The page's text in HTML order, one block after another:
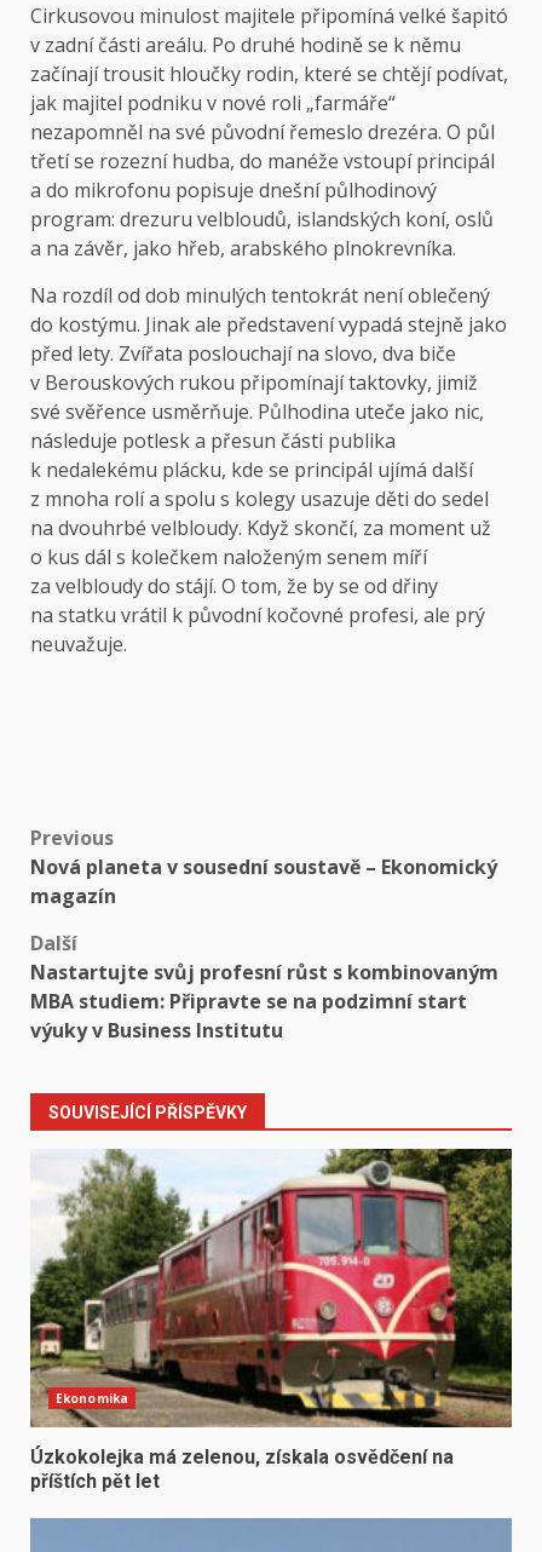
Cirkusovou minulost majitele připomíná velké šapitó
v zadní části areálu. Po druhé hodině se k němu
začínají trousit hloučky rodin, které se chtějí podívat,
jak majitel podniku v nové roli „farmáře“
nezapomněl na své původní řemeslo drezéra. O půl
třetí se rozezní hudba, do manéže vstoupí principál
a do mikrofonu popisuje dnešní půlhodinový
program: drezuru velbloudů, islandských koní, oslů
a na závěr, jako hřeb, arabského plnokrevníka.
Na rozdíl od dob minulých tentokrát není oblečený
do kostýmu. Jinak ale představení vypadá stejně jako
před lety. Zvířata poslouchají na slovo, dva biče
v Berouskových rukou připomínají taktovky, jimiž
své svěřence usměrňuje. Půlhodina uteče jako nic,
následuje potlesk a přesun části publika
k nedalekému plácku, kde se principál ujímá další
z mnoha rolí a spolu s kolegy usazuje děti do sedel
na dvouhrbé velbloudy. Když skončí, za moment už
o kus dál s kolečkem naloženým senem míří
za velbloudy do stájí. O tom, že by se od dřiny
na statku vrátil k původní kočovné profesi, ale prý
neuvažuje.
Post
navigation
Previous
Nová planeta v sousední soustavě – Ekonomický
magazín
Další
Nastartujte svůj profesní růst s kombinovaným
MBA studiem: Připravte se na podzimní start
výuky v Business Institutu
SOUVISEJÍCÍ PŘÍSPĚVKY
Ekonomika
Úzkokolejka má zelenou, získala osvědčení na
příštích pět let